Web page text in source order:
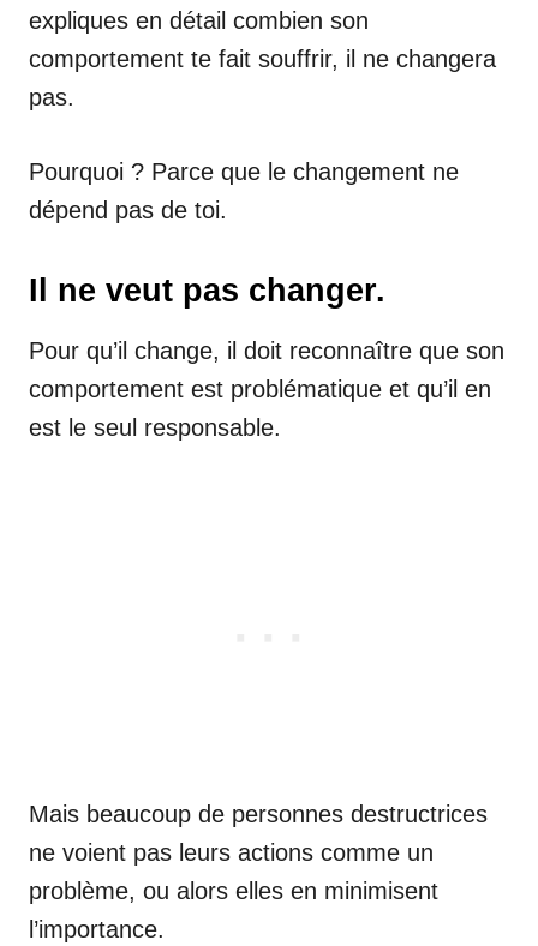
expliques en détail combien son
comportement te fait souffrir, il ne changera
pas.
Pourquoi ? Parce que le changement ne
dépend pas de toi.
Il ne veut pas changer.
Pour qu’il change, il doit reconnaître que son
comportement est problématique et qu’il en
est le seul responsable.
Mais beaucoup de personnes destructrices
ne voient pas leurs actions comme un
problème, ou alors elles en minimisent
l’importance.